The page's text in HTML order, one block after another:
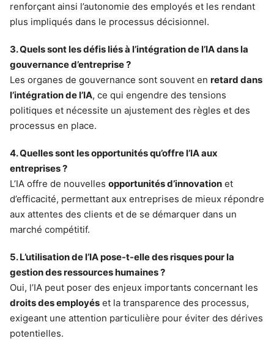
renforçant ainsi l’autonomie des employés et les rendant
plus impliqués dans le processus décisionnel.
3. Quels sont les défis liés à l’intégration de l’IA dans la
gouvernance d’entreprise ?
Les organes de gouvernance sont souvent en retard dans
l’intégration de l’IA, ce qui engendre des tensions
politiques et nécessite un ajustement des règles et des
processus en place.
4. Quelles sont les opportunités qu’offre l’IA aux
entreprises ?
L’IA offre de nouvelles opportunités d’innovation et
d’efficacité, permettant aux entreprises de mieux répondre
aux attentes des clients et de se démarquer dans un
marché compétitif.
5. L’utilisation de l’IA pose-t-elle des risques pour la
gestion des ressources humaines ?
Oui, l’IA peut poser des enjeux importants concernant les
droits des employés et la transparence des processus,
exigeant une attention particulière pour éviter des dérives
potentielles.